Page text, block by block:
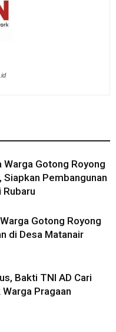
Warga Gotong Royong
Siapkan Pembangunan
Rubaru
Gotong Royong
di Desa Matanair
Bakti TNI AD Cari
Pragaan